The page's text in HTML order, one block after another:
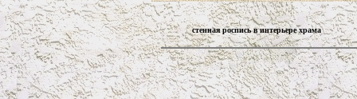
стенная роспись в интерьере храма